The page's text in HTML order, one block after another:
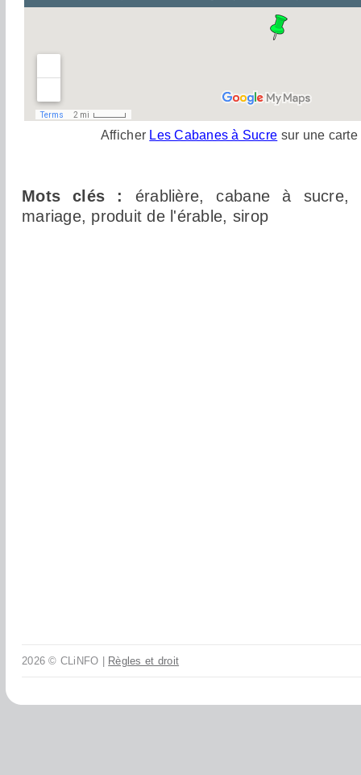
Afficher Les Cabanes à Sucre sur une
Mots clés :
érablière, cabane à sucre,
mariage, produit de l'érable, sirop
2026 © CLiNFO | Règles et droit